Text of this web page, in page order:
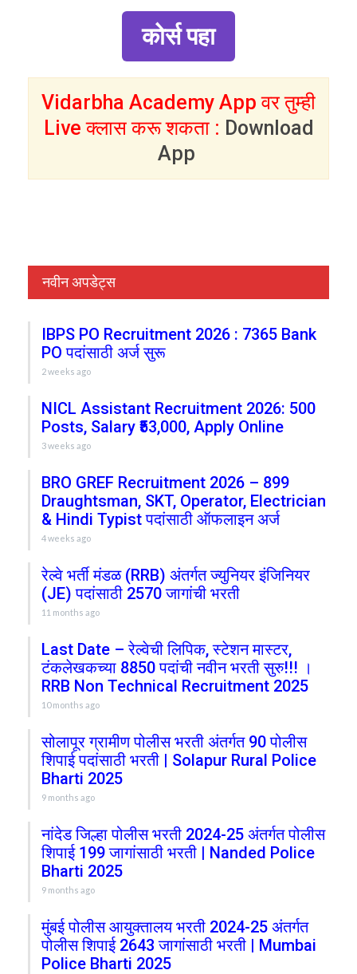
कोर्स पहा
Vidarbha Academy App वर तुम्ही
Live क्लास करू शकता : Download
App
नवीन अपडेट्स
IBPS PO Recruitment 2026 : 7365 Bank
PO पदांसाठी अर्ज सुरू
2 weeks ago
NICL Assistant Recruitment 2026: 500
Posts, Salary ₹53,000, Apply Online
3 weeks ago
BRO GREF Recruitment 2026 – 899
Draughtsman, SKT, Operator, Electrician
& Hindi Typist पदांसाठी ऑफलाइन अर्ज
4 weeks ago
रेल्वे भर्ती मंडळ (RRB) अंतर्गत ज्युनियर इंजिनियर
(JE) पदांसाठी 2570 जागांची भरती
11 months ago
Last Date – रेल्वेची लिपिक, स्टेशन मास्टर,
टंकलेखकच्या 8850 पदांची नवीन भरती सुरु!!! ।
RRB Non Technical Recruitment 2025
10 months ago
सोलापूर ग्रामीण पोलीस भरती अंतर्गत 90 पोलीस
शिपाई पदांसाठी भरती | Solapur Rural Police
Bharti 2025
9 months ago
नांदेड जिल्हा पोलीस भरती 2024-25 अंतर्गत पोलीस
शिपाई 199 जागांसाठी भरती | Nanded Police
Bharti 2025
9 months ago
मुंबई पोलीस आयुक्तालय भरती 2024-25 अंतर्गत
पोलीस शिपाई 2643 जागांसाठी भरती | Mumbai
Police Bharti 2025